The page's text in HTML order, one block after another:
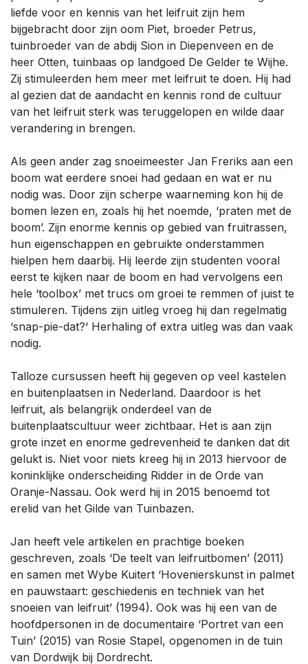
liefde voor en kennis van het leifruit zijn hem
bijgebracht door zijn oom Piet, broeder Petrus,
tuinbroeder van de abdij Sion in Diepenveen en de
heer Otten, tuinbaas op landgoed De Gelder te Wijhe.
Zij stimuleerden hem meer met leifruit te doen. Hij had
al gezien dat de aandacht en kennis rond de cultuur
van het leifruit sterk was teruggelopen en wilde daar
verandering in brengen.
Als geen ander zag snoeimeester Jan Freriks aan een
boom wat eerdere snoei had gedaan en wat er nu
nodig was. Door zijn scherpe waarneming kon hij de
bomen lezen en, zoals hij het noemde, ‘praten met de
boom’. Zijn enorme kennis op gebied van fruitrassen,
hun eigenschappen en gebruikte onderstammen
hielpen hem daarbij. Hij leerde zijn studenten vooral
eerst te kijken naar de boom en had vervolgens een
hele ‘toolbox’ met trucs om groei te remmen of juist te
stimuleren. Tijdens zijn uitleg vroeg hij dan regelmatig
‘snap-pie-dat?‘ Herhaling of extra uitleg was dan vaak
nodig.
Talloze cursussen heeft hij gegeven op veel kastelen
en buitenplaatsen in Nederland. Daardoor is het
leifruit, als belangrijk onderdeel van de
buitenplaatscultuur weer zichtbaar. Het is aan zijn
grote inzet en enorme gedrevenheid te danken dat dit
gelukt is. Niet voor niets kreeg hij in 2013 hiervoor de
koninklijke onderscheiding Ridder in de Orde van
Oranje-Nassau. Ook werd hij in 2015 benoemd tot
erelid van het Gilde van Tuinbazen.
Jan heeft vele artikelen en prachtige boeken
geschreven, zoals ‘De teelt van leifruitbomen’ (2011)
en samen met Wybe Kuitert ‘Hovenierskunst in palmet
en pauwstaart: geschiedenis en techniek van het
snoeien van leifruit’ (1994). Ook was hij een van de
hoofdpersonen in de documentaire ‘Portret van een
Tuin’ (2015) van Rosie Stapel, opgenomen in de tuin
van Dordwijk bij Dordrecht.